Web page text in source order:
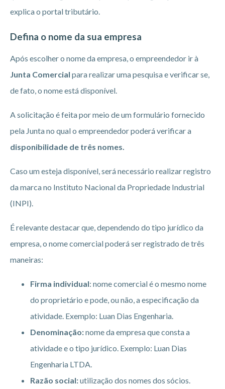
explica o portal tributário.
Defina o nome da sua empresa
Após escolher o nome da empresa, o empreendedor ir à
Junta Comercial para realizar uma pesquisa e verificar se,
de fato, o nome está disponível.
A solicitação é feita por meio de um formulário fornecido
pela Junta no qual o empreendedor poderá verificar a
disponibilidade de três nomes.
Caso um esteja disponível, será necessário realizar registro
da marca no Instituto Nacional da Propriedade Industrial
(INPI).
É relevante destacar que, dependendo do tipo jurídico da
empresa, o nome comercial poderá ser registrado de três
maneiras:
Firma individual: nome comercial é o mesmo nome
do proprietário e pode, ou não, a especificação da
atividade. Exemplo: Luan Dias Engenharia.
Denominação:nome da empresa que consta a
atividade e o tipo jurídico. Exemplo: Luan Dias
Engenharia LTDA.
Razão social:utilização dos nomes dos sócios.